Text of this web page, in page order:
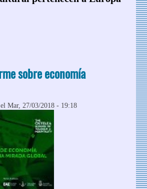
sobre economía
el Mar, 27/03/2018 - 19:18